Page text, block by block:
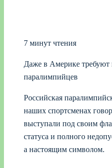
7 минут чтения
Даже в Америке требуют
паралимпийцев
Российская
наших спортсменах
выступали под своим
статуса и полного
а настоящим символом.